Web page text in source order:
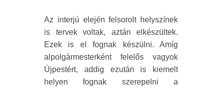
Az interjú elején felsorolt helyszínek
is tervek voltak, aztán elkészültek.
Ezek is el fognak készülni. Amíg
alpolgármesterként felelős vagyok
Újpestért, addig ezután is kiemelt
helyen fognak szerepelni a